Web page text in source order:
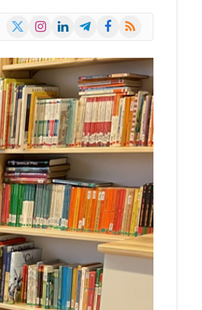
InstagramLinkedInTelegramFacebook
RSS